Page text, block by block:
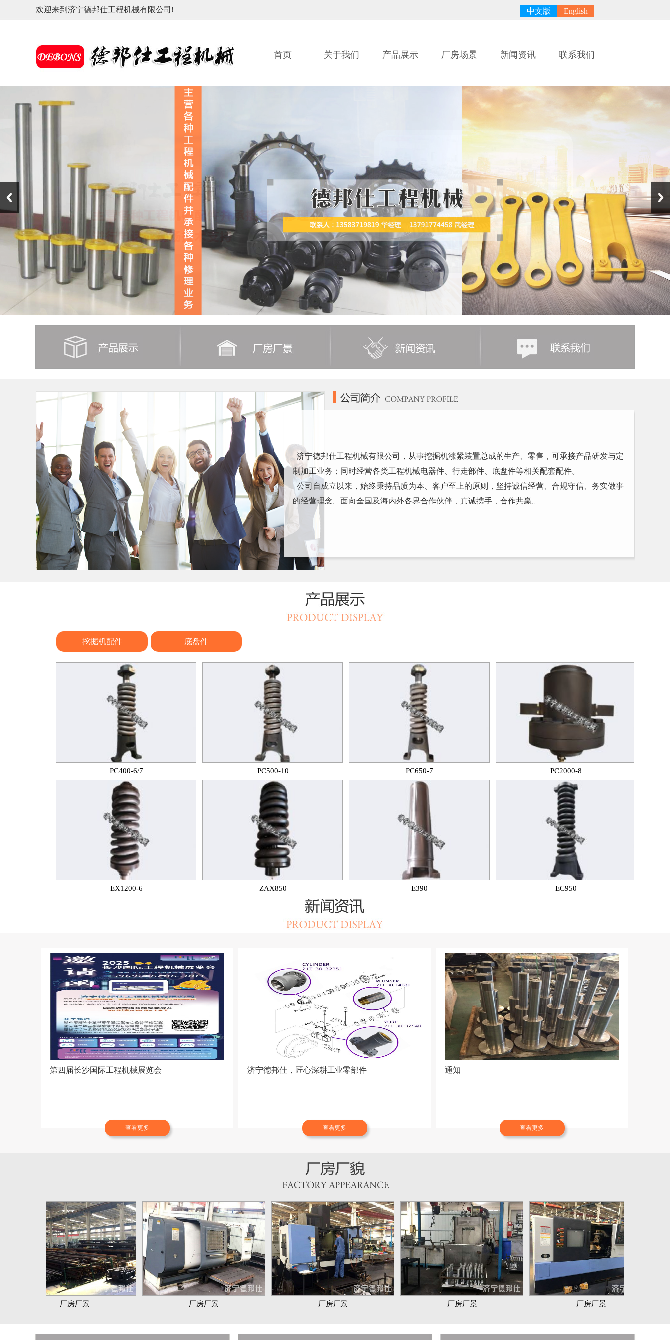
欢迎来到济宁德邦仕工程机械有限公司! 中文版 English
首页 关于我们 产品展示 厂房场景 新闻资讯 联系我们
济宁德邦仕工程机械有限公司，从事挖掘机涨紧装置总成的生产、零售，可承接产品研发与定
制加工业务；同时经营各类工程机械电器件、行走部件、底盘件等相关配套配件。
公司自成立以来，始终秉持品质为本、客户至上的原则，坚持诚信经营、合规守信、务实做事
的经营理念。面向全国及海内外各界合作伙伴，真诚携手，合作共赢。
挖掘机配件 底盘件
PC400-6/7 PC500-10 PC650-7 PC2000-8
EX1200-6 ZAX850 E390 EC950
第四届长沙国际工程机械展览会
......
查看更多
济宁德邦仕，匠心深耕工业零部件
......
查看更多
通知
......
查看更多